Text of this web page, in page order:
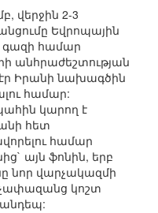
վերջին 2-3
Եվրոպային
համար
անհրաժեշտության
Իրանի նախագծին
համար:
կարող է
հետ
համար
այն ֆոնին, երբ
նոր վարչակազմի
չափազանց կոշտ